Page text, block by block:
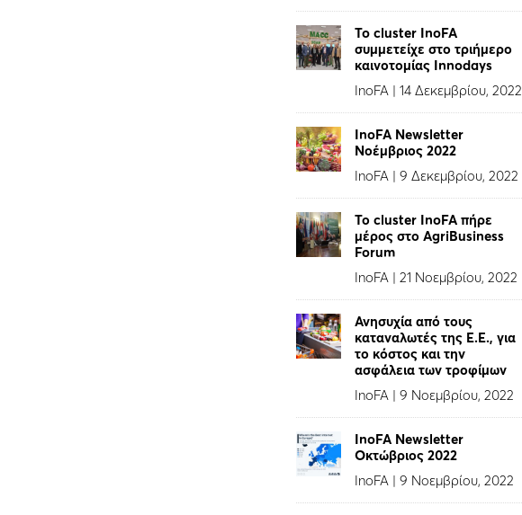
To cluster InoFA
συμμετείχε στο τριήμερο
καινοτομίας Innodays
InoFA |14 Δεκεμβρίου, 2022
InoFA Newsletter
Νοέμβριος 2022
InoFA |9 Δεκεμβρίου, 2022
Το cluster InoFA πήρε
μέρος στο AgriBusiness
Forum
InoFA |21 Νοεμβρίου, 2022
Ανησυχία από τους
καταναλωτές της Ε.Ε., για
το κόστος και την
ασφάλεια των τροφίμων
InoFA |9 Νοεμβρίου, 2022
InoFA Newsletter
Οκτώβριος 2022
InoFA |9 Νοεμβρίου, 2022